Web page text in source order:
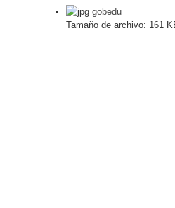
gobedu
Tamaño de archivo: 161